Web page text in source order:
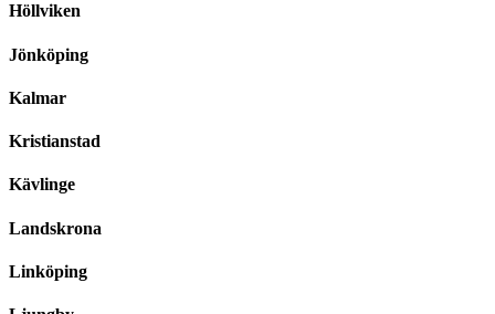
Höllviken
Jönköping
Kalmar
Kristianstad
Kävlinge
Landskrona
Linköping